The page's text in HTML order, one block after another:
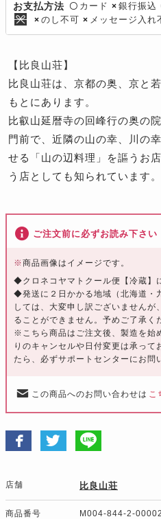
お支払方法 〇 カード × 銀行振込
× のし不可 × メッセージ入れ
【比良山荘】
比良山荘は、京都の奥、京と
もとにあります。
比叡山延暦寺の回峰行の奥の
門前で、近隣の山の幸、川の
せる「山の辺料理」を謳うお
う店としても知られています。
ご注文前に必ずお読み下さい
※商品画像はイメージです。
◆クロネコヤマトクール便【冷蔵】
◆発送に２日かかる地域（北海道・
しては、大変申し訳ございません
ることができません。予めご了承く
※こちら商品はご注文後、製造を始
りのキャンセルや日付変更は承って
たら、必ずサポートセンターにお問
この商品へのお問い合わせは こ
店舗 比良山荘
商品番号 M004-844-2-00002